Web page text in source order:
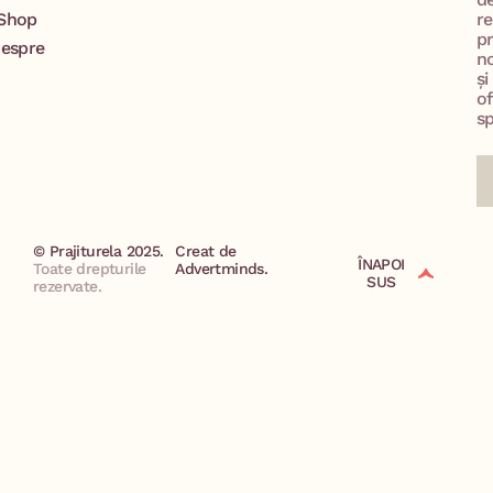
și
© Prajiturela 2025.
Toate drepturile
rezervate.
Creat de
Advertminds.
ÎNAPOI
SUS